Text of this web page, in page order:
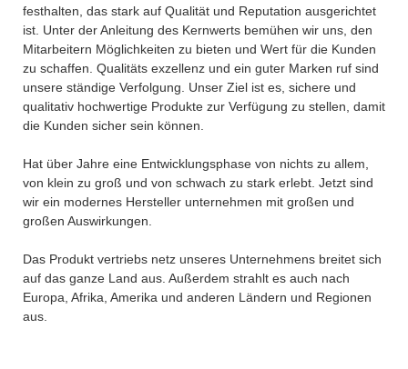
festhalten, das stark auf Qualität und Reputation ausgerichtet
ist. Unter der Anleitung des Kernwerts bemühen wir uns, den
Mitarbeitern Möglichkeiten zu bieten und Wert für die Kunden
zu schaffen. Qualitäts exzellenz und ein guter Marken ruf sind
unsere ständige Verfolgung. Unser Ziel ist es, sichere und
qualitativ hochwertige Produkte zur Verfügung zu stellen, damit
die Kunden sicher sein können.
Hat über Jahre eine Entwicklungsphase von nichts zu allem,
von klein zu groß und von schwach zu stark erlebt. Jetzt sind
wir ein modernes Hersteller unternehmen mit großen und
großen Auswirkungen.
Das Produkt vertriebs netz unseres Unternehmens breitet sich
auf das ganze Land aus. Außerdem strahlt es auch nach
Europa, Afrika, Amerika und anderen Ländern und Regionen
aus.